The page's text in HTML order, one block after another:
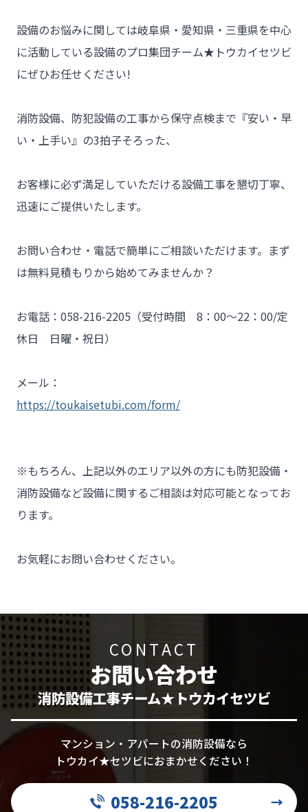
- お客様の声
- 施工事例
- 会社概要
- お問い合わせ
設備のお悩みに関しては岐阜県・愛知県・三重県を中心
に活動している設備のプロ集団チーム★トウカイセツビ
にぜひお任せください!
消防設備、防犯設備の工事から保守点検まで『安い・早
い・上手い』の3拍子そろった、
お客様に必ず満足していただける設備工事を懇切丁寧、
迅速にご提供いたします。
お問い合わせ・電話で簡単にご相談いただけます。まず
は無料見積もりから始めてみませんか？
お電話：058-216-2205（受付時間　8：00～22：00/定
休日　日曜・祝日）
メール：
https://toukaisetubi.com/form/
※もちろん、上記以外のエリア以外の方にも防犯設備・
消防設備など設備に関するご相談は対応可能となってお
ります。
お気軽にお問い合わせください。
CONTACT
お問い合わせ
消防設備工事チーム★トウカイセツビ
マンション・アパートの消防設備なら
トウカイ★セツビにおまかせください！
058-216-2205 →